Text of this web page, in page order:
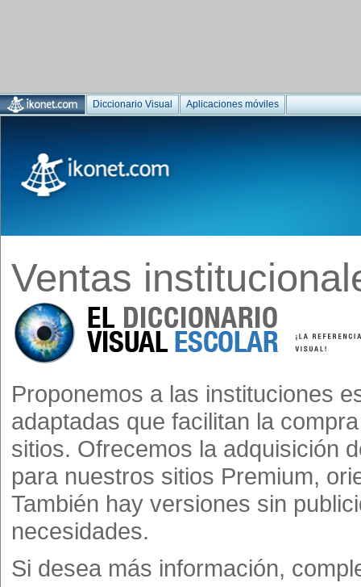
Diccionario Visual Aplicaciones móviles
Ventas
Proponemos a las instituciones
adaptadas que facilitan la
sitios. Ofrecemos la adquisición
para nuestros sitios Premium,
También hay versiones sin
necesidades.
Si desea más información,